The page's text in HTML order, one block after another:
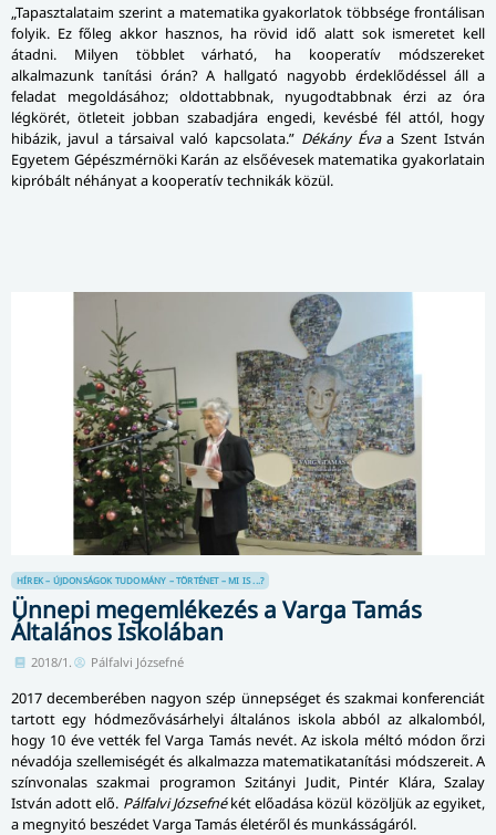
„Tapasztalataim szerint a matematika gyakorlatok többsége frontálisan
folyik. Ez főleg akkor hasznos, ha rövid idő alatt sok ismeretet kell
átadni. Milyen többlet várható, ha kooperatív módszereket
alkalmazunk tanítási órán? A hallgató nagyobb érdeklődéssel áll a
feladat megoldásához; oldottabbnak, nyu­god­tabb­nak érzi az óra
légkörét, ötleteit jobban szabadjára engedi, kevésbé fél attól, hogy
hibázik, javul a társaival való kapcsolata.” Dékány Évaa Szent István
Egyetem Gépészmérnöki Karán az elsőévesek matematika gyakorlatain
kipróbált néhányat a kooperatív technikák közül.
HÍREK – ÚJDONSÁGOK TUDOMÁNY – TÖRTÉNET – MI IS ...?
Ünnepi megemlékezés a Varga Tamás
Általános Iskolában
2018/1. Pálfalvi Józsefné
2017 decemberében nagyon szép ünnepséget és szakmai konferenciát
tartott egy hód­me­ző­vá­sár­helyi általános iskola abból az alkalomból,
hogy 10 éve vették fel Varga Tamás nevét. Az iskola méltó módon őrzi
névadója szellemiségét és alkalmazza matematikatanítási módszereit. A
színvonalas szakmai programon Szitányi Judit, Pintér Klára, Szalay
István adott elő. Pálfalvi Józsefnékét előadása közül közöljük az egyiket,
a megnyitó beszédet Varga Tamás életéről és munkásságáról.